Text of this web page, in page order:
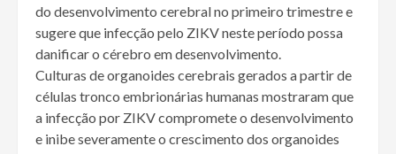
do desenvolvimento cerebral no primeiro trimestre e
sugere que infecção pelo ZIKV neste período possa
danificar o cérebro em desenvolvimento.
Culturas de organoides cerebrais gerados a partir de
células tronco embrionárias humanas mostraram que
a infecção por ZIKV compromete o desenvolvimento
e inibe severamente o crescimento dos organoides